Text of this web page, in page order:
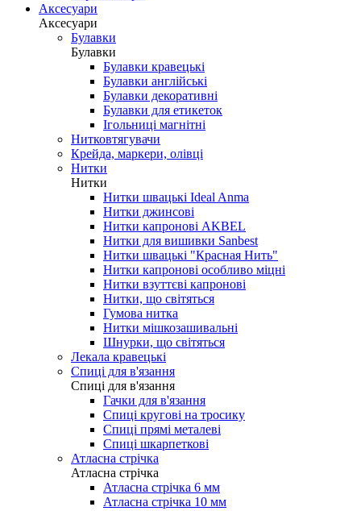
Аксесуари
Аксесуари
Булавки
Булавки
Булавки кравецькі
Булавки англійські
Булавки декоративні
Булавки для етикеток
Ігольниці магнітні
Нитковтягувачи
Крейда, маркери, олівці
Нитки
Нитки
Нитки швацькі Ideal Anma
Нитки джинсові
Нитки капронові AKBEL
Нитки для вишивки Sanbest
Нитки швацькі "Красная Нить"
Нитки капронові особливо міцні
Нитки взуттєві капронові
Нитки, що світяться
Гумова нитка
Нитки мішкозашивальні
Шнурки, що світяться
Лекала кравецькі
Cпиці для в'язання
Cпиці для в'язання
Гачки для в'язання
Спиці кругові на тросику
Спиці прямі металеві
Спиці шкарпеткові
Атласна стрічка
Атласна стрічка
Атласна стрічка 6 мм
Атласна стрічка 10 мм